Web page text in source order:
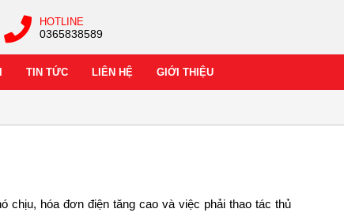
HOTLINE
0365838589
TIN TỨC LIÊN HỆ GIỚI THIỆU
chịu, hóa đơn điện tăng cao và việc phải thao tác thủ